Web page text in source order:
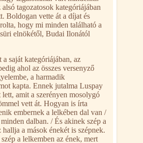
tagozatosok kategóriájában
Boldogan vette át a díjat és
hogy mi minden található a
elnökétől, Budai Ilonától
saját kategóriájában, az
ahol az összes versenyző
a harmadik
kapta. Ennek jutalma Luspay
amit a szerényen mosolygó
vett át. Hogyan is írta
embernek a lelkében dal van /
dalban. / És akinek szép a
a mások énekét is szépnek.
a lelkemben az ének, mert